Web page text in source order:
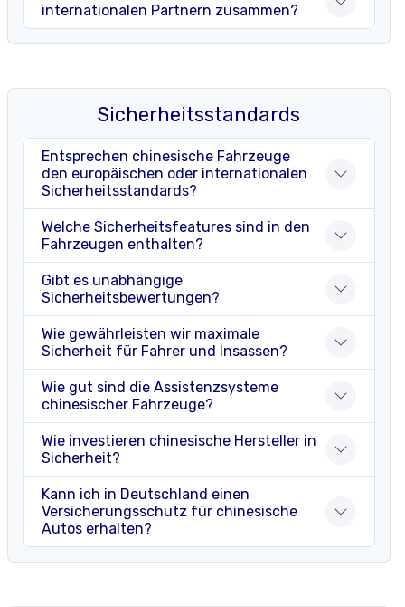
internationalen Partnern zusammen?
Sicherheitsstandards
Entsprechen chinesische Fahrzeuge
den europäischen oder internationalen
Sicherheitsstandards?
Welche Sicherheitsfeatures sind in den
Fahrzeugen enthalten?
Gibt es unabhängige
Sicherheitsbewertungen?
Wie gewährleisten wir maximale
Sicherheit für Fahrer und Insassen?
Wie gut sind die Assistenzsysteme
chinesischer Fahrzeuge?
Wie investieren chinesische Hersteller in
Sicherheit?
Kann ich in Deutschland einen
Versicherungsschutz für chinesische
Autos erhalten?